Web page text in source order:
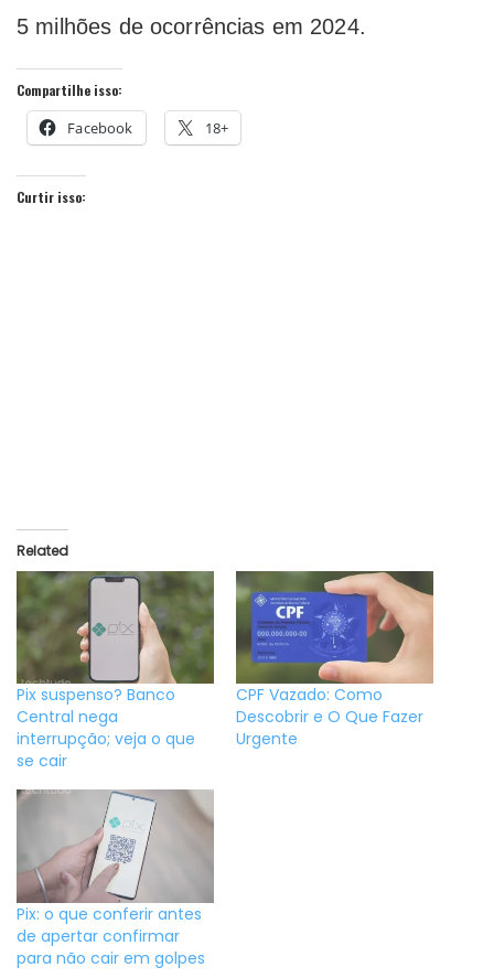
5 milhões de ocorrências em 2024.
Compartilhe isso:
Facebook 18+
Curtir isso:
Related
Pix suspenso? Banco
Central nega
interrupção; veja o que
se cair
CPF Vazado: Como
Descobrir e O Que Fazer
Urgente
Pix: o que conferir antes
de apertar confirmar
para não cair em golpes